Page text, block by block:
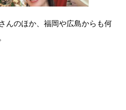
んのほか、福岡や広島からも何